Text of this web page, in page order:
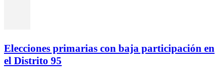
Elecciones primarias con baja participación en
el Distrito 95